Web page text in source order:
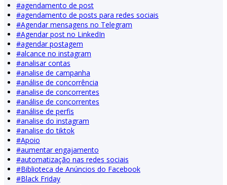
#agendamento de post
#agendamento de posts para redes sociais
#Agendar mensagens no Telegram
#Agendar post no LinkedIn
#agendar postagem
#alcance no instagram
#analisar contas
#analise de campanha
#análise de concorrência
#analise de concorrentes
#análise de concorrentes
#análise de perfis
#analise do instagram
#analise do tiktok
#Apoio
#aumentar engajamento
#automatização nas redes sociais
#Biblioteca de Anúncios do Facebook
#Black Friday